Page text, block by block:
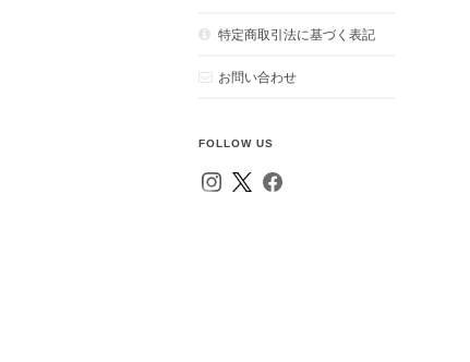
特定商取引法に基づく表記
お問い合わせ
FOLLOW US